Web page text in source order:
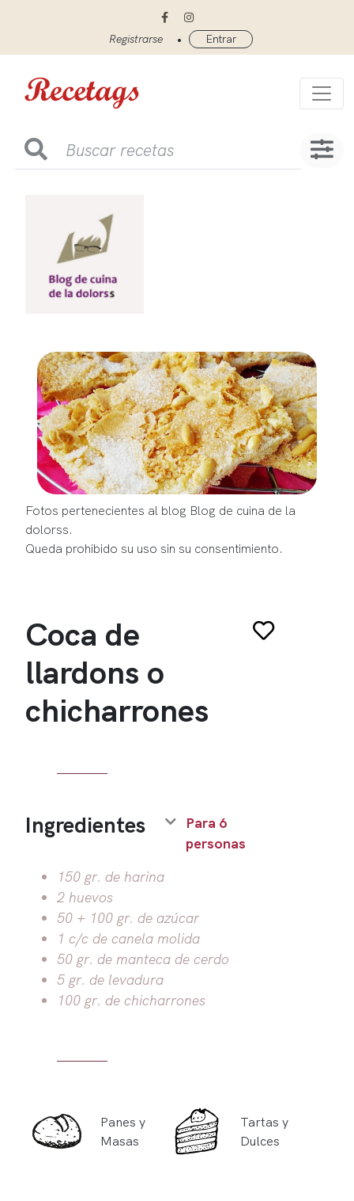
Registrarse • Entrar
Fotos pertenecientes al blog Blog de cuina de la
dolorss.
Queda prohibido su uso sin su consentimiento.
Coca de
llardons o
chicharrones
Ingredientes
Para 6
personas
150 gr. de harina
2 huevos
50 + 100 gr. de azúcar
1 c/c de canela molida
50 gr. de manteca de cerdo
5 gr. de levadura
100 gr. de chicharrones
Panes y
Masas
Tartas y
Dulces